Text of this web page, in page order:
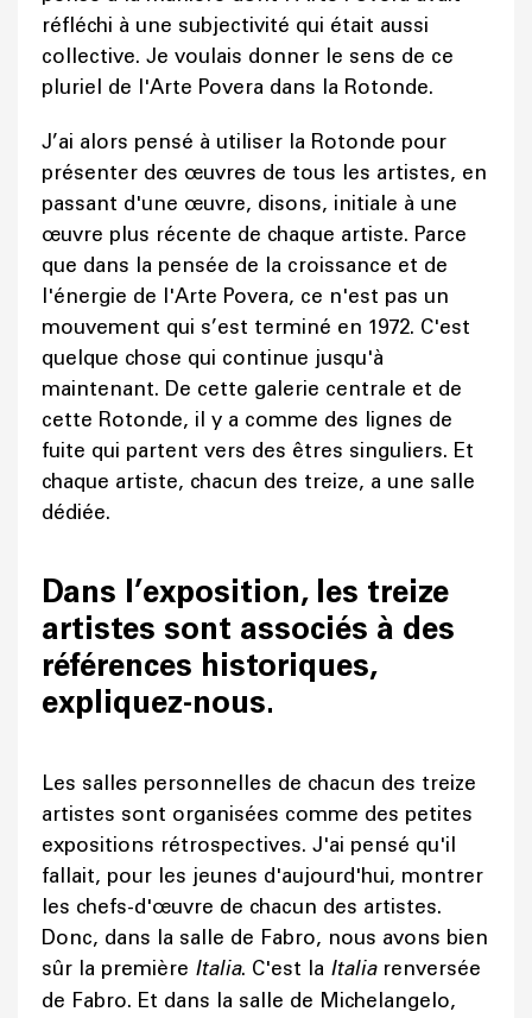
réfléchi à une subjectivité qui était aussi
collective. Je voulais donner le sens de ce
pluriel de l'Arte Povera dans la Rotonde.
J’ai alors pensé à utiliser la Rotonde pour
présenter des œuvres de tous les artistes, en
passant d'une œuvre, disons, initiale à une
œuvre plus récente de chaque artiste. Parce
que dans la pensée de la croissance et de
l'énergie de l'Arte Povera, ce n'est pas un
mouvement qui s’est terminé en 1972. C'est
quelque chose qui continue jusqu'à
maintenant. De cette galerie centrale et de
cette Rotonde, il y a comme des lignes de
fuite qui partent vers des êtres singuliers. Et
chaque artiste, chacun des treize, a une salle
dédiée.
Dans l’exposition, les treize
artistes sont associés à des
références historiques,
expliquez-nous.
Les salles personnelles de chacun des treize
artistes sont organisées comme des petites
expositions rétrospectives. J'ai pensé qu'il
fallait, pour les jeunes d'aujourd'hui, montrer
les chefs-d'œuvre de chacun des artistes.
Donc, dans la salle de Fabro, nous avons bien
sûr la première Italia. C'est la Italiarenversée
de Fabro. Et dans la salle de Michelangelo,